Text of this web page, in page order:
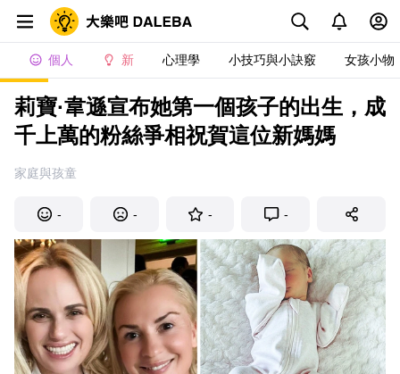
個人 新 心理學 小技巧與小訣竅 女孩小物
莉寶·韋遜宣布她第一個孩子的出生，成
千上萬的粉絲爭相祝賀這位新媽媽
家庭與孩童
- - - -